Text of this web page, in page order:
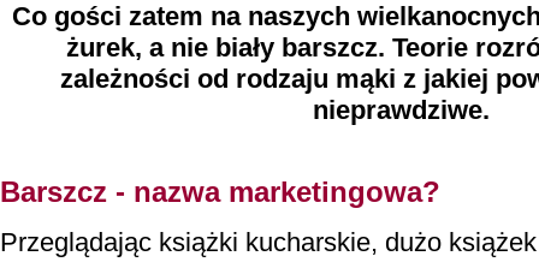
Co gości zatem na naszych
żurek, a nie biały barszcz. Teorie
zależności od rodzaju mąki z jakiej
nieprawdziwe.
Barszcz - nazwa marketingowa?
Przeglądając książki kucharskie, dużo